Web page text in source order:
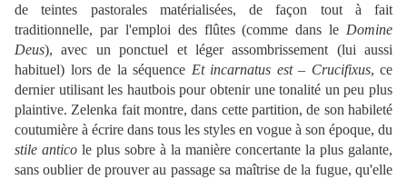
de teintes pastorales matérialisées, de façon tout à fait
traditionnelle, par l'emploi des flûtes (comme dans le Domine
Deus), avec un ponctuel et léger assombrissement (lui aussi
habituel) lors de la séquence Et incarnatus est– Crucifixus, ce
dernier utilisant les hautbois pour obtenir une tonalité un peu plus
plaintive. Zelenka fait montre, dans cette partition, de son habileté
coutumière à écrire dans tous les styles en vogue à son époque, du
stile antico le plus sobre à la manière concertante la plus galante,
sans oublier de prouver au passage sa maîtrise de la fugue, qu'elle